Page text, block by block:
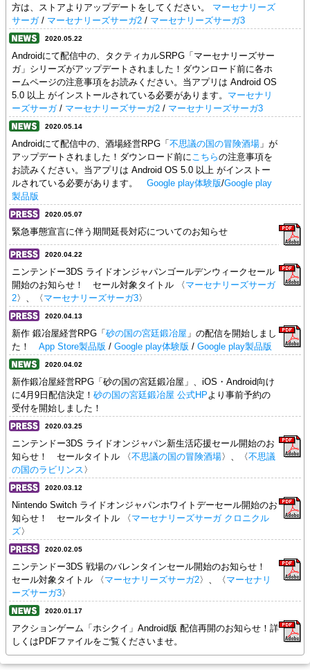
方は、ストアよりアップデートをしてください。 マーセナリーズ
サーガ/ マーセナリーズサーガ2 / マーセナリーズサーガ3
2020.05.22
Androidにて配信中の、タクティカルSRPG「マーセナリーズサー
ガ」シリーズがアップデートされました！ダウンロード前に各ホ
ームページの注意事項をお読みください。当アプリは Android OS
5.0 以上 がインストールされている必要があります。 マーセナリ
ーズサーガ/ マーセナリーズサーガ2 / マーセナリーズサーガ3
2020.05.14
Androidにて配信中の、酒場経営RPG「 不思議の国の冒険酒場 」が
アップデートされました！ダウンロード前にこちらの注意事項を
お読みください。当アプリは Android OS 5.0 以上 がインストー
ルされている必要があります。 Google play体験版/Google play
製品版
2020.05.07
緊急事態宣言に伴う期間延長対応についてのお知らせ
2020.04.22
ニンテンドー3DS ライドオンジャパンゴールデンウィークセール
開始のお知らせ！ セール対象タイトル 〈 マーセナリーズサーガ
2〉、〈 マーセナリーズサーガ3〉
2020.04.13
新作 鍛冶屋経営RPG「 砂の国の宮廷鍛冶屋 」の配信を開始しまし
た！ App Store製品版 / Google play体験版 / Google play製品版
2020.04.02
新作鍛冶屋経営RPG「砂の国の宮廷鍛冶屋」、iOS・Android向け
に4月9日配信決定！ 砂の国の宮廷鍛冶屋 公式HPより事前予約の
受付を開始しました！
2020.03.25
ニンテンドー3DS ライドオンジャパン新生活応援セール開始のお
知らせ！ セールタイトル 〈不思議の国の冒険酒場〉、〈不思議
の国のラビリンス 〉
2020.03.12
Nintendo Switch ライドオンジャパンホワイトデーセール開始のお
知らせ！ セールタイトル 〈 マーセナリーズサーガ クロニクル
ズ〉
2020.02.05
ニンテンドー3DS 戦場のバレンタインセール開始のお知らせ！
セール対象タイトル 〈 マーセナリーズサーガ2〉、〈 マーセナリ
ーズサーガ3〉
2020.01.17
アクションゲーム「ホシクイ」Android版 配信再開のお知らせ！詳
しくはPDFファイルをご覧くださいませ。